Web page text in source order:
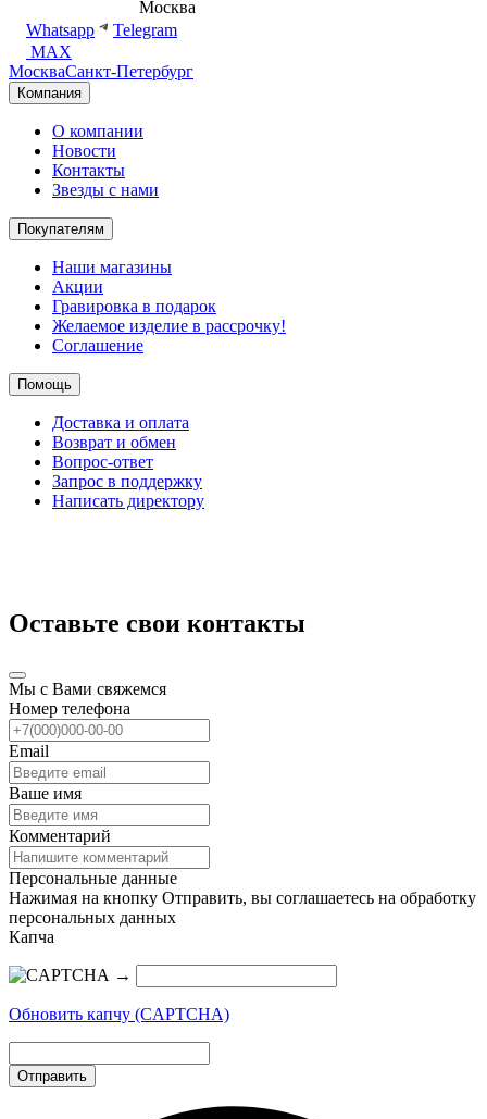
Москва
Whatsapp
Telegram
MAX
МоскваСанкт-Петербург
Компания
О компании
Новости
Контакты
Звезды с нами
Покупателям
Наши магазины
Акции
Гравировка в подарок
Желаемое изделие в рассрочку!
Соглашение
Помощь
Доставка и оплата
Возврат и обмен
Вопрос-ответ
Запрос в поддержку
Написать директору
Оставьте свои контакты
Мы с Вами свяжемся
Номер телефона
Email
Ваше имя
Комментарий
Персональные данные
Нажимая на кнопку Отправить, вы соглашаетесь на обработку
персональных данных
Капча
→
Обновить капчу (CAPTCHA)
Отправить